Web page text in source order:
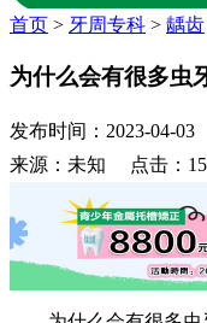
首页 > 牙周专科 > 龋齿
为什么会有很多虫
发布时间：2023-04-03
来源：未知 点击：